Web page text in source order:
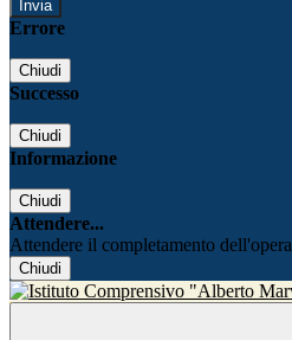
Errore
Chiudi
Successo
Chiudi
Informazione
Chiudi
Attendere...
Attendere il completamento
Chiudi